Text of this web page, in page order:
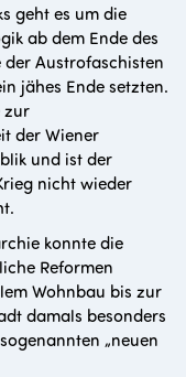
geht es um die
ab dem Ende des
Austrofaschisten
jähes Ende setzten.
zur
der Wiener
und ist der
nicht wieder
konnte die
Reformen
Wohnbau bis zur
damals besonders
„neuen